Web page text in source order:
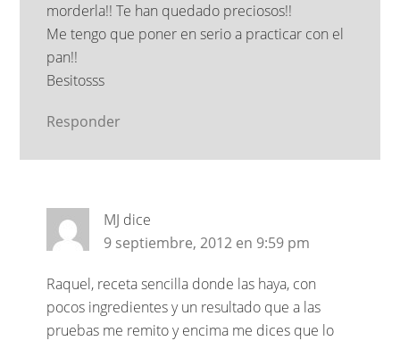
morderla!! Te han quedado preciosos!!
Me tengo que poner en serio a practicar con el
pan!!
Besitosss
Responder
MJ dice
9 septiembre, 2012 en 9:59 pm
Raquel, receta sencilla donde las haya, con
pocos ingredientes y un resultado que a las
pruebas me remito y encima me dices que lo